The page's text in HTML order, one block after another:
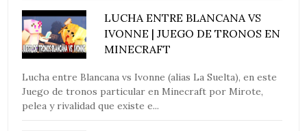
LUCHA ENTRE BLANCANA VS
IVONNE | JUEGO DE TRONOS EN
MINECRAFT
Lucha entre Blancana vs Ivonne (alias La Suelta), en este
Juego de tronos particular en Minecraft por Mirote,
pelea y rivalidad que existe e...